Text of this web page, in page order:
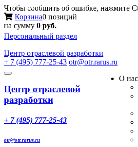
Чтобы сообщить об ошибке, нажмите
Корзина0 позиций
на сумму 0 руб.
Персональный раздел
Центр отраслевой разработки
+ 7 (495) 777-25-43 otr@otr.rarus.ru
Toggle
Меню
Центр отраслевой
разработки
+ 7 (495) 777-25-43
otr@otr.rarus.ru
О нас